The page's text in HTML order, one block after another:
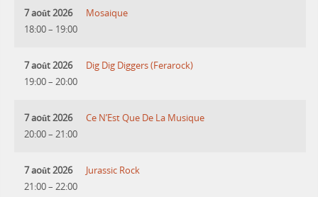
7 août 2026
18:00– 19:00
Mosaique
7 août 2026
19:00– 20:00
Dig Dig Diggers (Ferarock)
7 août 2026
20:00– 21:00
Ce N’Est Que De La Musique
7 août 2026
21:00– 22:00
Jurassic Rock